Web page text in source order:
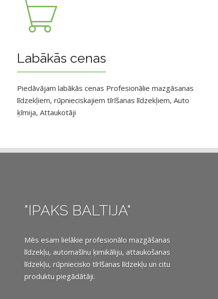
Labākās cenas
Piedāvājam labākās cenas Profesionālie mazgāsanas
līdzekļiem, rūpnieciskajiem tīrīšanas līdzekļiem, Auto
ķīmija, Attaukotāji
"IPAKS BALTIJA"
Mēs esam lielākie profesionālo mazgāšanas
līdzekļu, automašīnu ķimikāliju, attaukošanas
līdzekļu, rūpniecisko tīrīšanas līdzekļu un citu
produktu piegādātāji.